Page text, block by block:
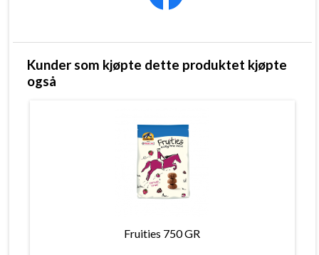
Kunder som kjøpte dette produktet kjøpte
også
Fruities 750 GR